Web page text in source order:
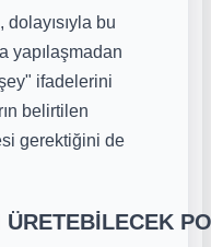
bu
yapılaşmadan
ifadelerini
belirtilen
gerektiğini de